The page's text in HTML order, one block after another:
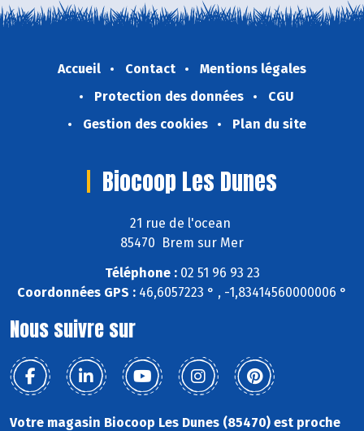
Accueil Contact
Mentions légales
Protection des données
CGU
Gestion des cookies
Plan du site
Biocoop Les Dunes
21 rue de l'ocean
85470 Brem sur Mer
Téléphone :02 51 96 93 23
Coordonnées GPS : 46,6057223 ° , -1,83414560000006 °
Nous suivre sur
Votre magasin Biocoop Les Dunes (85470) est proche